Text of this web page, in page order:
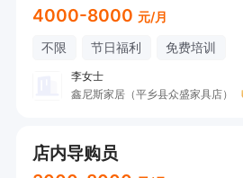
4000-8000 元/月
不限 节日福利 免费培训
李女士
鑫尼斯家居（平乡县众盛家具店）
店内导购员